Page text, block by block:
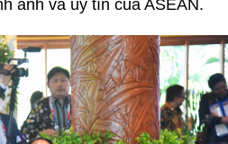
ảnh và uy tín của ASEAN.